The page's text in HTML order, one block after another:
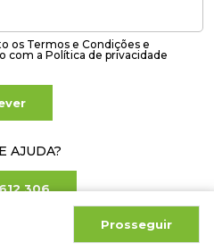
Prosseguir
os Termos e Condições e
com a Política de privacidade
AJUDA?
306